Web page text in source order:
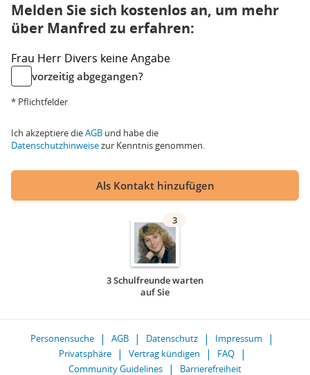
Melden Sie sich kostenlos an, um mehr
über Manfred zu erfahren:
Frau Herr Divers keine Angabe
vorzeitig abgegangen?
* Pflichtfelder
Ich akzeptiere dieAGB und habe die
Datenschutzhinweisezur Kenntnis genommen.
Als Kontakt hinzufügen
3
3 Schulfreunde warten
auf Sie
Personensuche AGB Datenschutz
Impressum
Privatsphäre
Vertrag kündigen
FAQ
Community Guidelines
Barrierefreiheit